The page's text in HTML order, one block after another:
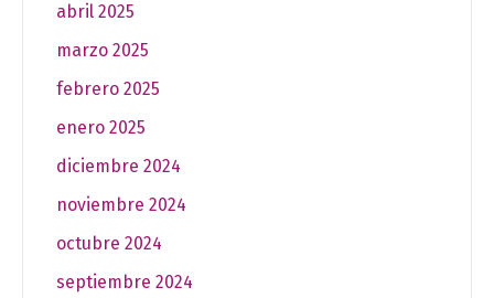
abril 2025
marzo 2025
febrero 2025
enero 2025
diciembre 2024
noviembre 2024
octubre 2024
septiembre 2024